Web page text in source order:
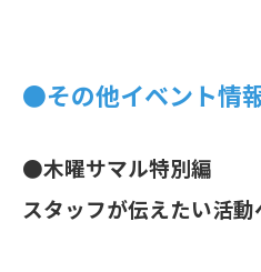
●その他イベント情
●木曜サマル特別編
スタッフが伝えたい活動